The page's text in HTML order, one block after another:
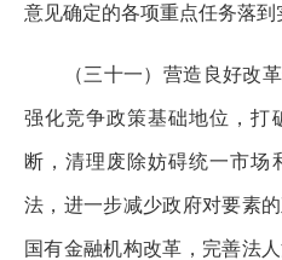
意见确定的各项重点任务落到
（三十一）营造良好改革
强化竞争政策基础地位，打
断，清理废除妨碍统一市场
法，进一步减少政府对要素
国有金融机构改革，完善法